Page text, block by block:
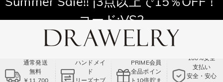
11,700円以上通常配送無料！
Summer Sale!! |3点以上で15％OFF！
コード:VS2
通常発送
無料
￥11,700
ハンドメイ
ド
リーズナブ
PRIME会員
全品ポイン
ト10倍貯ま
100%安全
支払い
安全・安心